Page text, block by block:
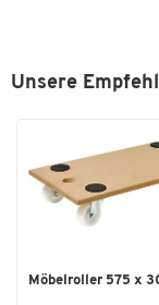
Unsere
Möbelroller 575 x